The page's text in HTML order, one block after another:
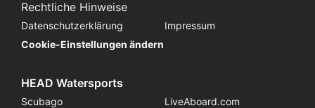
Rechtliche Hinweise
Datenschutzerklärung
Impressum
Cookie-Einstellungen ändern
HEAD Watersports
Scubago
LiveAboard.com